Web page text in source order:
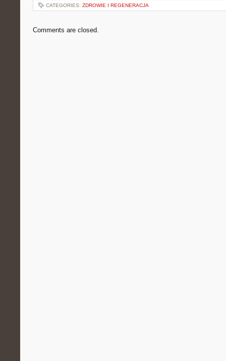
CATEGORIES: ZDROWIE I REGENERACJA
Comments are closed.